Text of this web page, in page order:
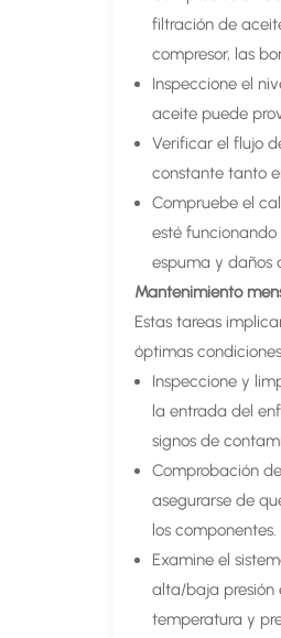
filtración de
compresor, las
Inspeccione el
aceite puede
Verificar el flujo
constante tanto
Compruebe el
esté
espuma y daños
Mantenimiento
Estas tareas
óptimas
Inspeccione y
la entrada del
signos de
Comprobación
asegurarse de
los
Examine el
alta/baja presión
temperatura y